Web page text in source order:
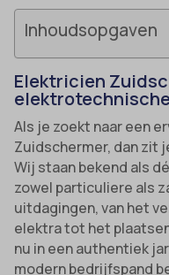
Inhoudsopgaven
Elektricien
Als je zoekt naar een
Zuidschermer, dan zit
Wij staan bekend als
zowel particuliere als
uitdagingen, van het
elektra tot het
nu in een authentiek
modern bedrijfspand